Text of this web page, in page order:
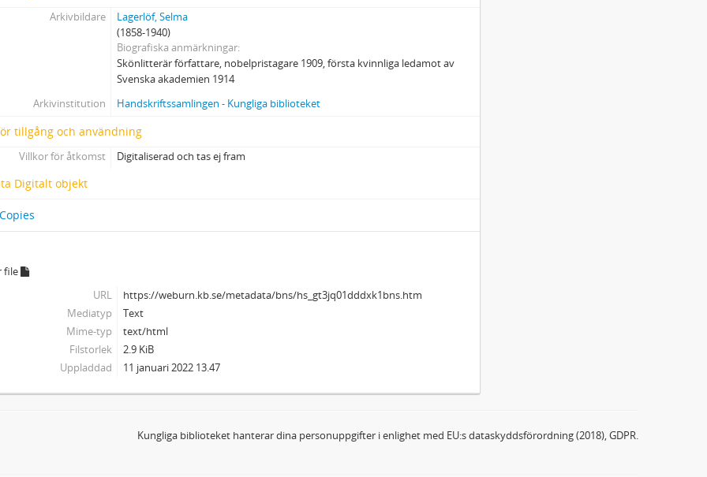
Arkivbildare
Lagerlöf, Selma
(1858-1940)
Biografiska anmärkningar
Skönlitterär författare, nobelpristagare 1909, första kvinnliga ledamot av
Svenska akademien 1914
Arkivinstitution
Handskriftssamlingen - Kungliga biblioteket
tillgång och användning
Villkor för åtkomst Digitaliserad och tas ej fram
Digitalt objekt
file
URL
https://weburn.kb.se/metadata/bns/hs_gt3jq01dddxk1bns.htm
Mediatyp
Text
Mime-typ
text/html
Filstorlek
2.9 KiB
Uppladdad
11 januari 2022 13.47
Kungliga biblioteket hanterar dina personuppgifter i enlighet med EU:s dataskyddsförordning (2018), GDPR.